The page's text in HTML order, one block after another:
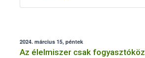
2024. március 15, péntek
Az élelmiszer csak